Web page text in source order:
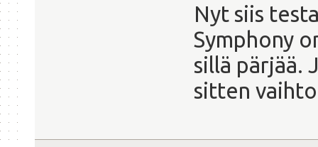
Nyt siis
Symphony
sillä pärjää.
sitten